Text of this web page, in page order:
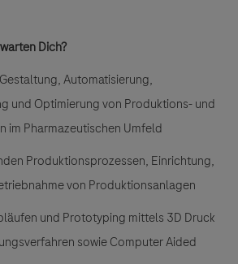
Dich?
Automatisierung,
und Optimierung von Produktions- und
im Pharmazeutischen Umfeld
Produktionsprozessen, Einrichtung,
von Produktionsanlagen
und Prototyping mittels 3D Druck
sowie Computer Aided